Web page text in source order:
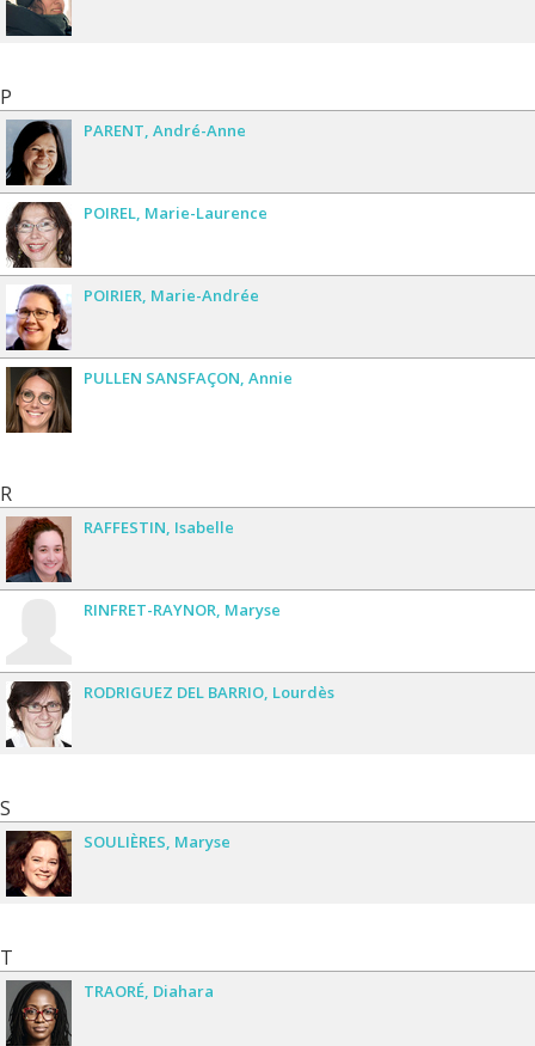
P
PARENT André-Anne
POIREL Marie-Laurence
POIRIER Marie-Andrée
PULLEN SANSFAÇON Annie
R
RAFFESTIN Isabelle
RINFRET-RAYNOR Maryse
RODRIGUEZ DEL BARRIO Lourdès
S
SOULIÈRES Maryse
T
TRAORÉ Diahara